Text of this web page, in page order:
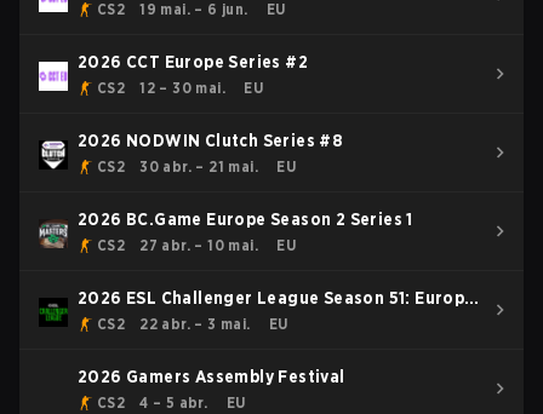
CS2 19 mai. – 6 jun. EU
2026 CCT Europe Series #2
CS2 12 – 30 mai. EU
2026 NODWIN Clutch Series #8
CS2 30 abr. – 21 mai. EU
2026 BC.Game Europe Season 2 Series 1
CS2 27 abr. – 10 mai. EU
2026 ESL Challenger League Season 51: Europe
- Cup #4
CS2 22 abr. – 3 mai. EU
2026 Gamers Assembly Festival
CS2 4 – 5 abr. EU